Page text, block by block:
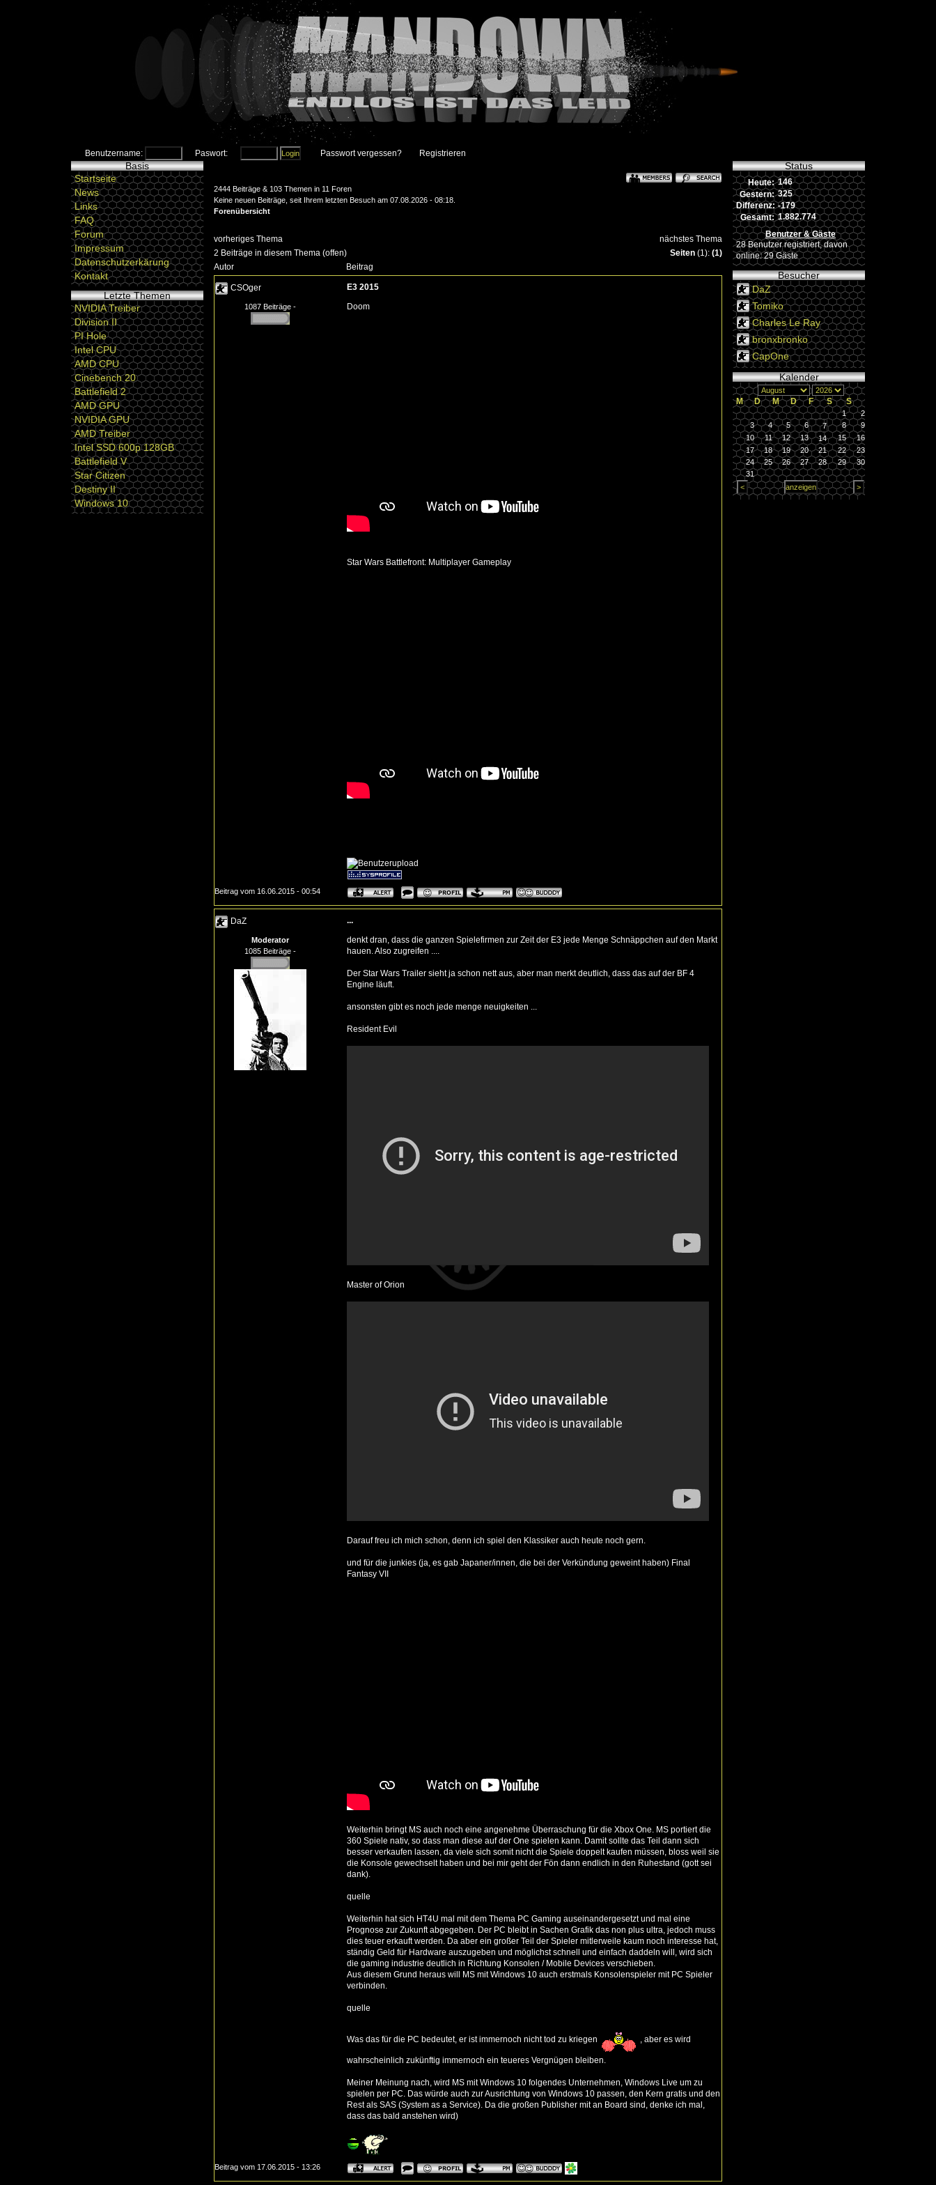
Benutzername: Paswort: Passwort vergessen? Registrieren
Basis
Startseite
News
Links
FAQ
Forum
Impressum
Datenschutzerkärung
Kontakt
Letzte Themen
NVIDIA Treiber
Division II
PI Hole
Intel CPU
AMD CPU
Cinebench 20
Battlefield 2
AMD GPU
NVIDIA GPU
AMD Treiber
Intel SSD 600p 128GB
Battlefield V
Star Citizen
Destiny II
Windows 10
2444 Beiträge & 103 Themen in 11 Foren
Keine neuen Beiträge, seit Ihrem letzten Besuch am 07.08.2026 - 08:18.
Forenübersicht
vorheriges Thema
nächstes Thema
2 Beiträge in diesem Thema (offen)
Seiten (1): (1)
Autor
Beitrag
CSOger E3 2015
1087 Beiträge - Doom
Star Wars Battlefront: Multiplayer Gameplay
Beitrag vom 16.06.2015 - 00:54
DaZ ...
Moderator
1085 Beiträge -
denkt dran, dass die ganzen Spielefirmen zur Zeit der E3 jede Menge Schnäppchen auf den Markt
hauen. Also zugreifen ....
Der Star Wars Trailer sieht ja schon nett aus, aber man merkt deutlich, dass das auf der BF 4
Engine läuft.
ansonsten gibt es noch jede menge neuigkeiten ...
Resident Evil
Master of Orion
Darauf freu ich mich schon, denn ich spiel den Klassiker auch heute noch gern.
und für die junkies (ja, es gab Japaner/innen, die bei der Verkündung geweint haben) Final
Fantasy VII
Weiterhin bringt MS auch noch eine angenehme Überraschung für die Xbox One. MS portiert die
360 Spiele nativ, so dass man diese auf der One spielen kann. Damit sollte das Teil dann sich
besser verkaufen lassen, da viele sich somit nicht die Spiele doppelt kaufen müssen, bloss weil sie
die Konsole gewechselt haben und bei mir geht der Fön dann endlich in den Ruhestand (gott sei
dank).
quelle
Weiterhin hat sich HT4U mal mit dem Thema PC Gaming auseinandergesetzt und mal eine
Prognose zur Zukunft abgegeben. Der PC bleibt in Sachen Grafik das non plus ultra, jedoch muss
dies teuer erkauft werden. Da aber ein großer Teil der Spieler mitlerweile kaum noch interesse hat,
ständig Geld für Hardware auszugeben und möglichst schnell und einfach daddeln will, wird sich
die gaming industrie deutlich in Richtung Konsolen / Mobile Devices verschieben.
Aus diesem Grund heraus will MS mit Windows 10 auch erstmals Konsolenspieler mit PC Spieler
verbinden.
quelle
Was das für die PC bedeutet, er ist immernoch nicht tod zu kriegen , aber es wird
wahrscheinlich zukünftig immernoch ein teueres Vergnügen bleiben.
Meiner Meinung nach, wird MS mit Windows 10 folgendes Unternehmen, Windows Live um zu
spielen per PC. Das würde auch zur Ausrichtung von Windows 10 passen, den Kern gratis und den
Rest als SAS (System as a Service). Da die großen Publisher mit an Board sind, denke ich mal,
dass das bald anstehen wird)
Beitrag vom 17.06.2015 - 13:26
Status
Heute: 146
Gestern: 325
Differenz: -179
Gesamt: 1.882.774
Benutzer & Gäste
28 Benutzer registriert, davon
online: 29 Gäste
Besucher
DaZ
Tomiko
Charles Le Ray
bronxbronko
CapOne
Kalender
M D M D F S S
1
2
3
4 5 6 7 8
9
10
11 12 13 14 15
16
17
18 19 20 21 22
23
24
25 26 27 28 29
30
31